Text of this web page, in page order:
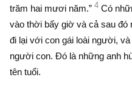
trăm hai mươi năm.” 4 Có
vào thời bấy giờ và cả sau đó
đi lại với con gái loài người,
người con. Ðó là những anh
tên tuổi.